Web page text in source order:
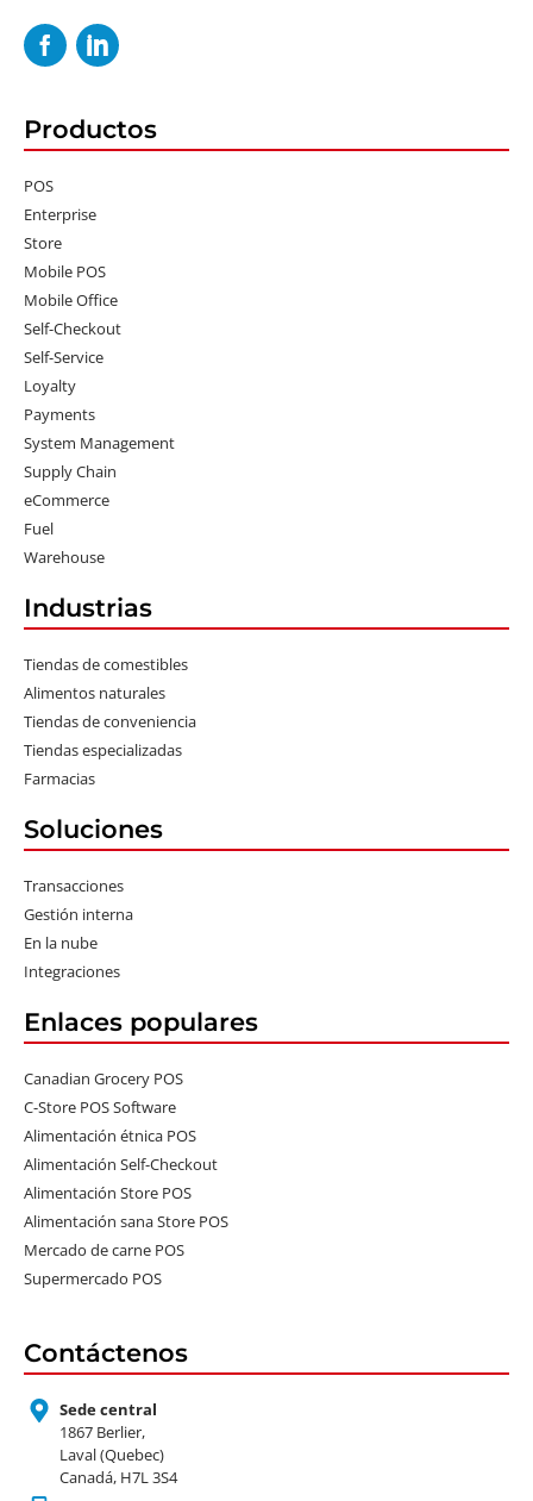
Productos
POS
Enterprise
Store
Mobile POS
Mobile Office
Self-Checkout
Self-Service
Loyalty
Payments
System Management
Supply Chain
eCommerce
Fuel
Warehouse
Industrias
Tiendas de comestibles
Alimentos naturales
Tiendas de conveniencia
Tiendas especializadas
Farmacias
Soluciones
Transacciones
Gestión interna
En la nube
Integraciones
Enlaces populares
Canadian Grocery POS
C-Store POS Software
Alimentación étnica POS
Alimentación Self-Checkout
Alimentación Store POS
Alimentación sana Store POS
Mercado de carne POS
Supermercado POS
Contáctenos
Sede central
1867 Berlier,
Laval (Quebec)
Canadá, H7L 3S4